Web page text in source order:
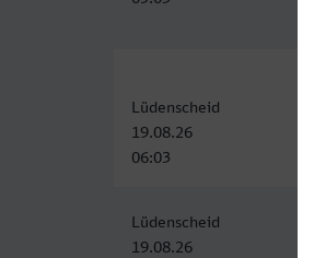
Lüdenscheid
19.08.26
06:03
Lüdenscheid
19.08.26